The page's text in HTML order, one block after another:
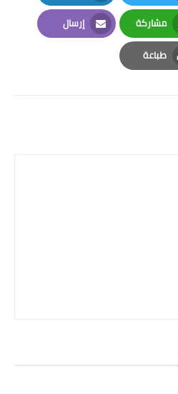
Twitter
LinkedIn
مشاركة
Whatsapp
إرسال
Email
طباعة
Print